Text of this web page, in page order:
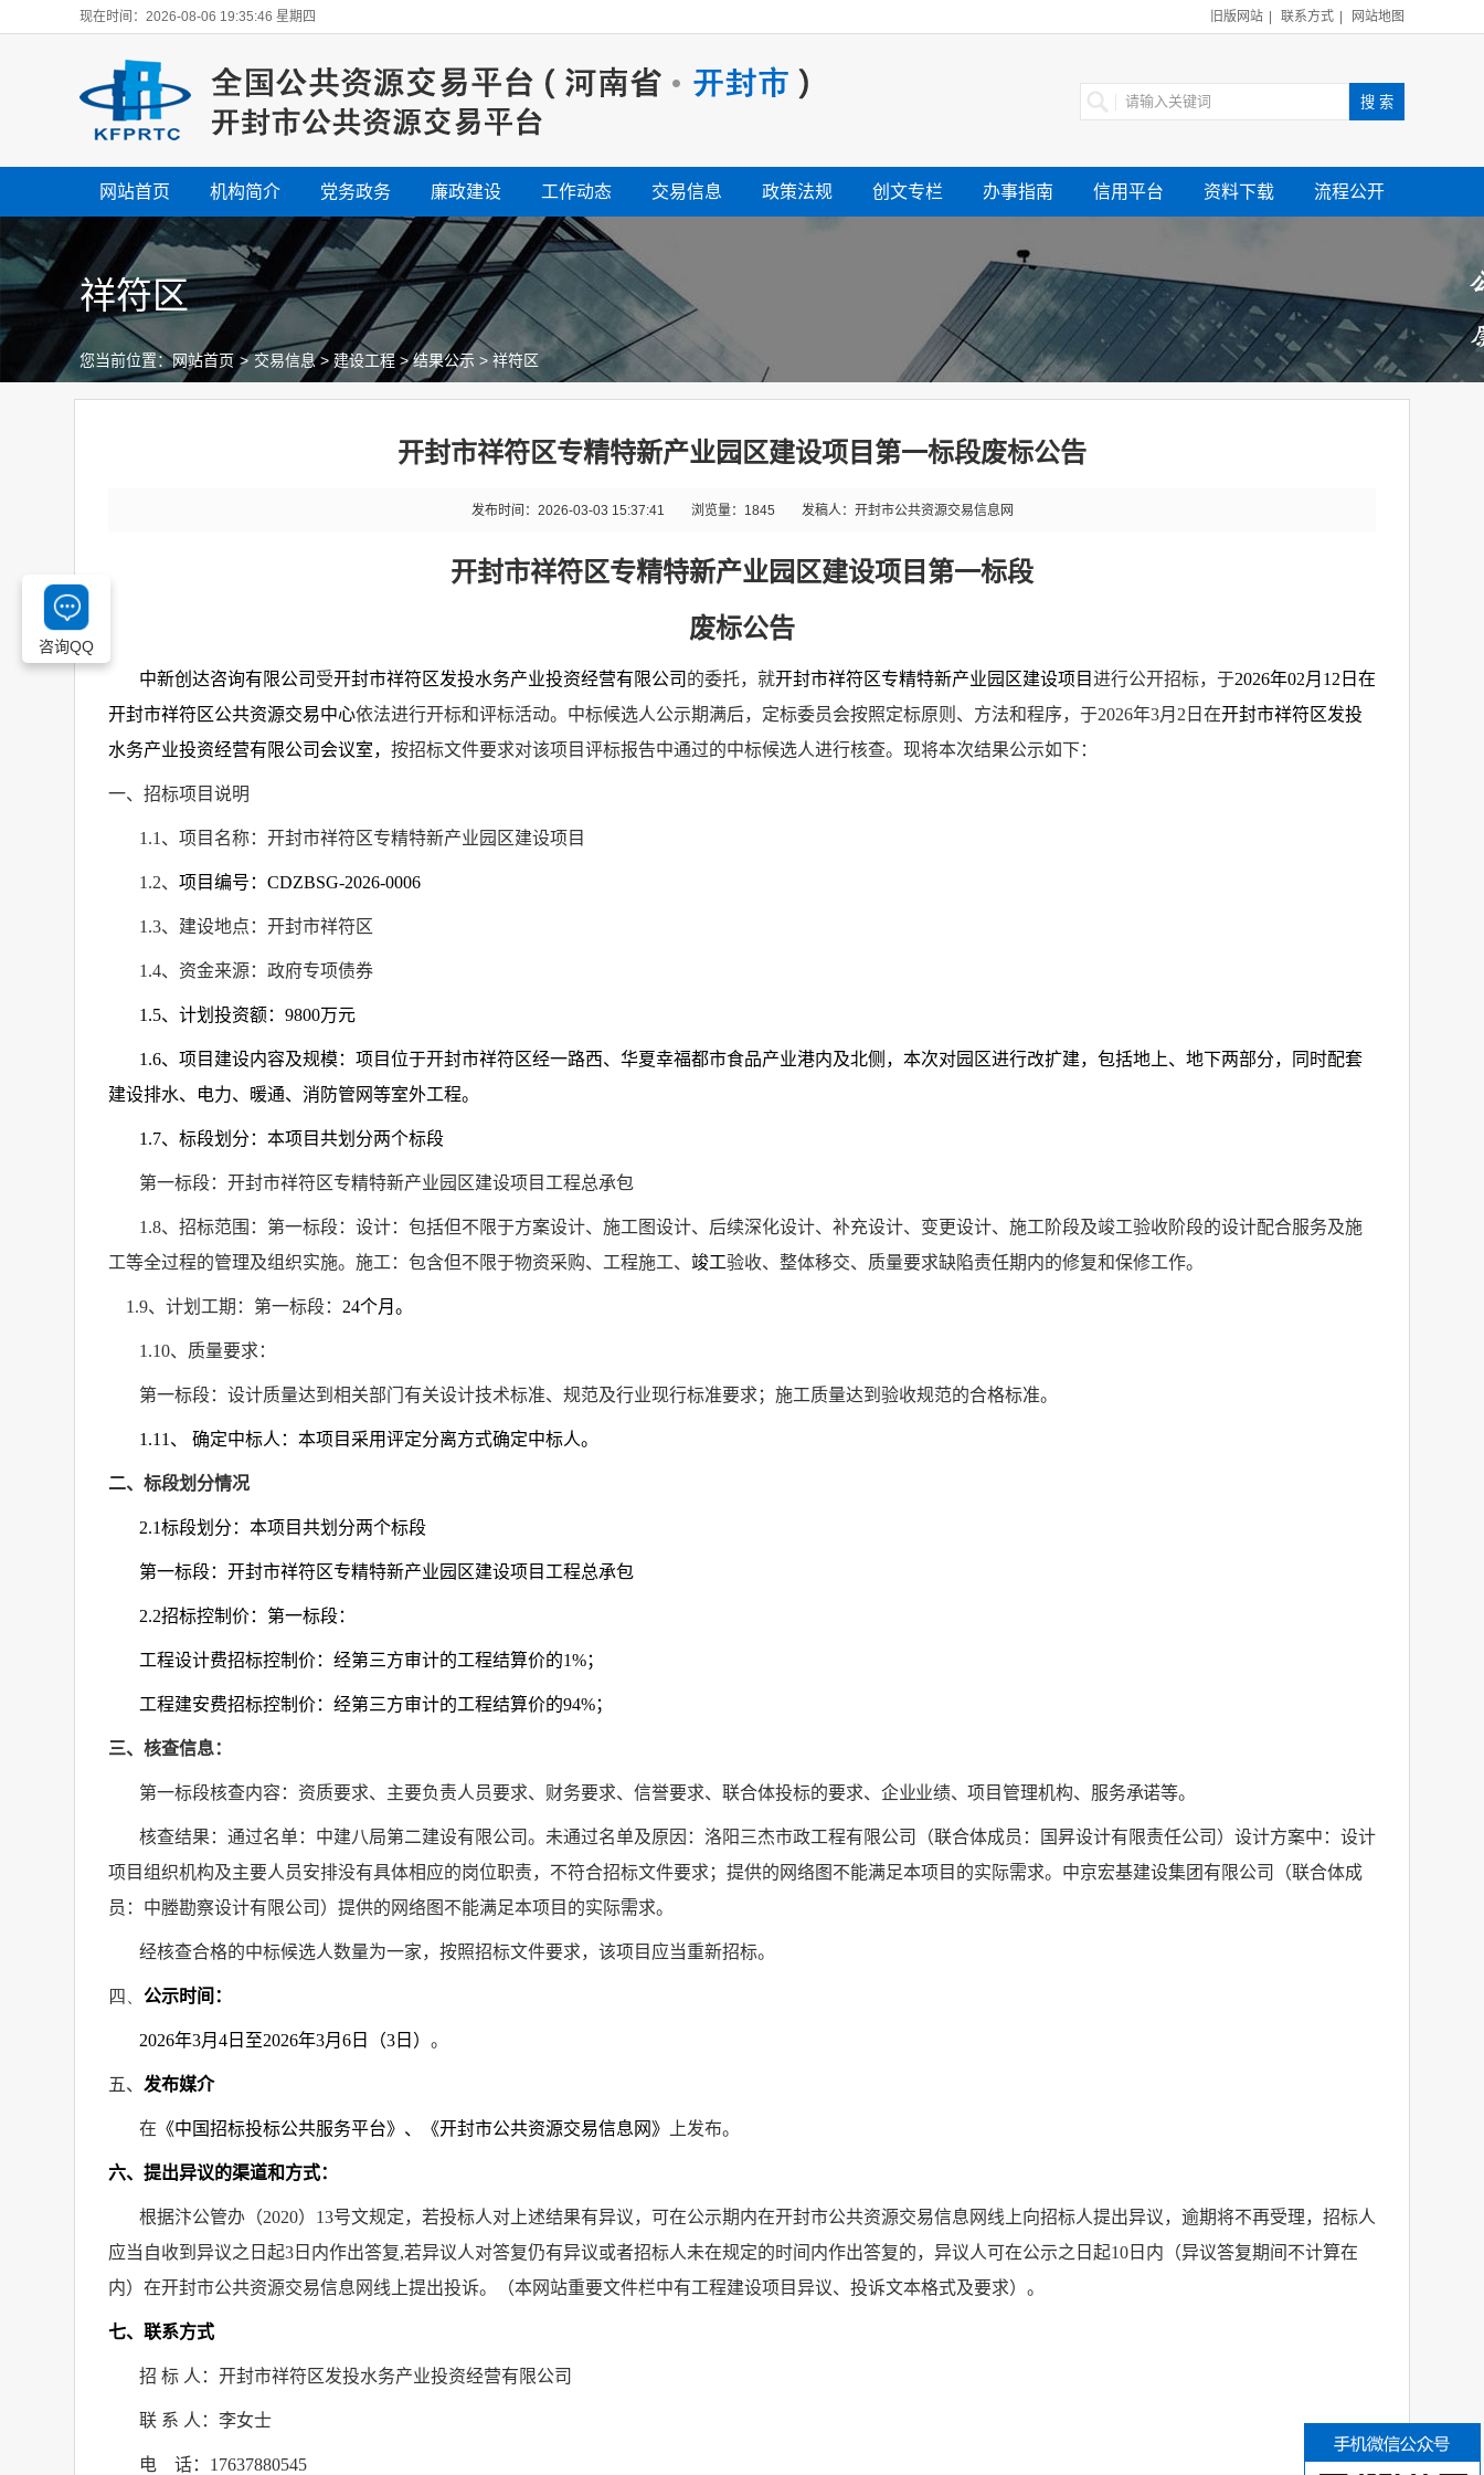
现在时间：2026-08-06 19:35:46 星期四 旧版网站 联系方式 网站地图
网站首页 机构简介 党务政务 廉政建设 工作动态 交易信息 政策法规 创文专栏 办事指南 信用平台 资料下载 流程公开
祥符区
您当前位置：网站首页 > 交易信息>建设工程 >结果公示 >祥符区
开封市祥符区专精特新产业园区建设项目第一标段废标公告
发布时间：2026-03-03 15:37:41 浏览量： 1845 发稿人：开封市公共资源交易信息网
开封市祥符区专精特新产业园区建设项目第一标段
废标公告
中新创达咨询有限公司 受开封市祥符区发投水务产业投资经营有限公司 的委托，就开封市祥符区专精特新产业园区建设项目进行公开招标，于2026年02月 12 日在
开封市祥符区公共资源交易中心依法进行开标和评标活动。中标候选人公示期满后，定标委员会按照定标原则、方法和程序，于2026年3月 2 日在开封市祥符区发投
水务产业投资经营有限公司会议室， 按招标文件要求对该项目评标报告中通过的中标候选人进行核查。现将本次结果公示如下：
一、招标项目说明
1.1 、项目名称：开封市祥符区专精特新产业园区建设项目
1.2、 项目编号： CDZBSG-2026-0006
1.3、建设地点：开封市祥符区
1.4、资金来源：政府专项债券
1.5、计划投资额： 9800万元
1.6、项目建设内容及规模：项目位于开封市祥符区经一路西、华夏幸福都市食品产业港内及北侧，本次对园区进行改扩建，包括地上、地下两部分，同时配套
建设排水、电力、暖通、消防管网等室外工程。
1.7、标段划分：本项目共划分两个标段
第一标段：开封市祥符区专精特新产业园区建设项目工程总承包
1.8、招标范围：第一标段：设计：包括但不限于方案设计、施工图设计、后续深化设计、补充设计、变更设计、施工阶段及竣工验收阶段的设计配合服务及施
工等全过程的管理及组织实施。施工：包含但不限于物资采购、工程施工、 竣工验收、整体移交、质量要求缺陷责任期内的修复和保修工作。
1.9、计划工期：第一标段： 24个月。
1.10、质量要求：
第一标段：设计质量达到相关部门有关设计技术标准、规范及行业现行标准要求；施工质量达到验收规范的合格标准。
1.11 、 确定中标人：本项目采用评定分离方式确定中标人。
二、标段划分情况
2.1标段划分：本项目共划分两个标段
第一标段：开封市祥符区专精特新产业园区建设项目工程总承包
2.2招标控制价：第一标段：
工程设计费招标控制价：经第三方审计的工程结算价的1%；
工程建安费招标控制价：经第三方审计的工程结算价的94%；
三、核查信息：
第一标段核查内容： 资质要求、主要负责人员要求、 财务要求、信誉要求、 联合体投标的要求、 企业业绩、项目管理机构、 服务承诺等。
核查结果：通过名单：中建八局第二建设有限公司。未通过名单及原因：洛阳三杰市政工程有限公司（联合体成员：国昇设计有限责任公司）设计方案中：设计
项目组织机构及主要人员安排没有具体相应的岗位职责，不符合招标文件要求；提供的网络图不能满足本项目的实际需求。中京宏基建设集团有限公司（联合体成
员：中塍勘察设计有限公司）提供的网络图不能满足本项目的实际需求。
经核查合格的中标候选人数量为一家，按照招标文件要求，该项目应当重新招标。
四、 公示时间：
2026年3月 4 日至2026年3月 6 日（3 日） 。
五、 发布媒介
在 《中国招标投标公共服务平台》、《开封市公共资源交易信息网》 上发布。
六、提出异议的渠道和方式：
根据汴公管办（2020） 13号文规定，若投标人对上述结果有异议，可在公示期内在开封市公共资源交易信息网线上向招标人提出异议，逾期将不再受理，招标人
应当自收到异议之日起3 日内作出答复,若异议人对答复仍有异议或者招标人未在规定的时间内作出答复的，异议人可在公示之日起10 日内（异议答复期间不计算在
内）在开封市公共资源交易信息网线上提出投诉。（本网站重要文件栏中有工程建设项目异议、投诉文本格式及要求）。
七、联系方式
招 标 人：开封市祥符区发投水务产业投资经营有限公司
联 系 人：李女士
电 话： 17637880545
咨询QQ